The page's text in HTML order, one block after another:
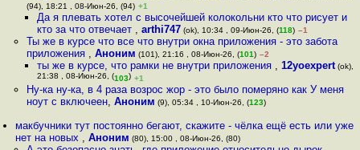
(94), 18:21 , 08-Июн-26, (94) +1
Да я плевать хотел с высочейшей колокольни кто что рисует и
кто за что отвечает , arthi747(ok), 10:34 , 09-Июн-26, (118) –1
Ты же в курсе что все что внутри окна приложения - это забота
приложения , Аноним (101), 21:16 , 08-Июн-26, (101) –2
ты же в курсе, что рамки не внутри приложения , 12yoexpert(ok),
21:38 , 08-Июн-26, (103) +1
Ну-ка ну-ка, в 4 раза возрос жор - это было померяно как У меня
ноут с включеен, Аноним (9), 05:34 , 10-Июн-26, (123)
макбучники тут постоянно бегают, скажите - чёлка ещё есть или уже
нет на новых ,Аноним (80), 15:00 , 08-Июн-26, (80)